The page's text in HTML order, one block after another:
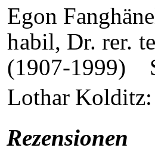
Egon
habil, Dr. rer.
(1907-1999)
Lothar Kolditz:
Rezensionen